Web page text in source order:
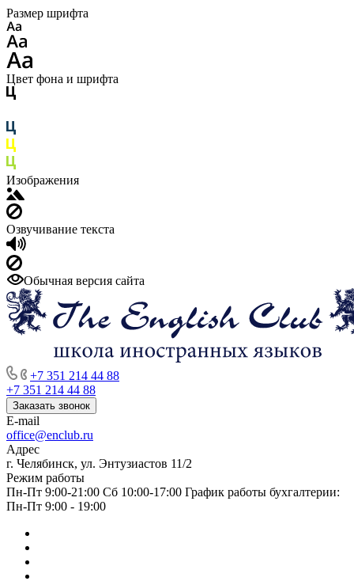
Размер шрифта
Цвет фона и шрифта
Изображения
Озвучивание текста
Обычная версия сайта
+7 351 214 44 88
+7 351 214 44 88
Заказать звонок
E-mail
office@enclub.ru
Адрес
г. Челябинск, ул. Энтузиастов 11/2
Режим работы
Пн-Пт 9:00-21:00 Сб 10:00-17:00 График работы бухгалтерии:
Пн-Пт 9:00 - 19:00